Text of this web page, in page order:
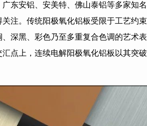
东安铝、安美特、佛山泰铝等多家知
注。传统阳极氧化铝板受限于工艺约
深黑、彩色乃至多重复合色调的艺术
点上，连续电解阳极氧化铝板以其突